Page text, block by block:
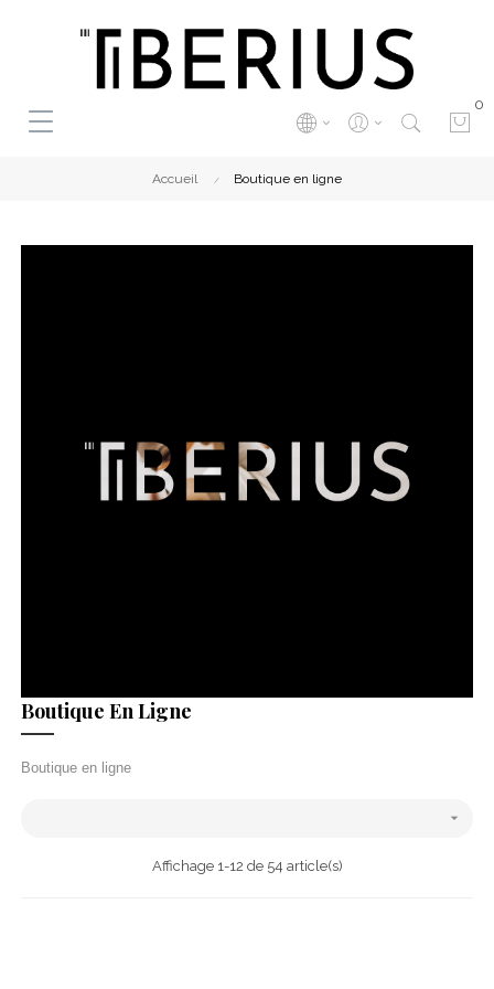
0
Accueil Boutique en ligne
Boutique En Ligne
Boutique en ligne

Affichage 1-12 de 54 article(s)